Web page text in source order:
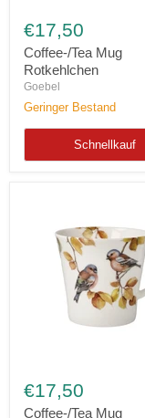
Mug
Rotkehlchen
€17,50
Coffee-/Tea Mug
Rotkehlchen
Goebel
Geringer Bestand
Schnellkauf
Mug
Buchfinken
€17,50
Coffee-/Tea Mug